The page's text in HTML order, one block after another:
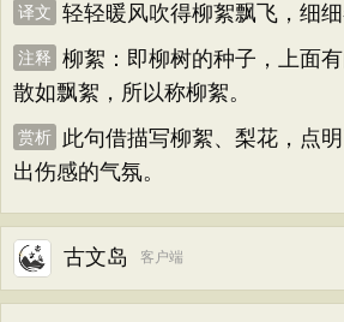
译文 轻轻暖风吹得柳絮飘飞，细细
注释
柳絮：即柳树的种子，上面
散如飘絮，所以称柳絮。
赏析
此句借描写柳絮、梨花，点
出伤感的气氛。
古文岛 客户端